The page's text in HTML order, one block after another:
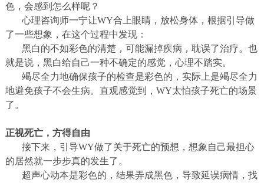
色，会感到怎么样呢？
心理咨询师一宁让WY合上眼睛，放松身体，根据引导做
了一些想象，在这个过程中发现：
黑白的不如彩色的清楚，可能漏掉疾病，耽误了治疗。也
就是说，黑白给自己一种不确定的感觉，心理不踏实。
竭尽全力地确保孩子的检查是彩色的，实际上是竭尽全力
地避免孩子不会生病。直观感觉到， WY太怕孩子死亡的场景
了。
正视死亡，方得自由
接下来，引导WY做了关于死亡的预想，想象自己最担心
的居然就一步步真的发生了。
超声心动本是彩色的，结果弄成黑色，导致延误病情，找